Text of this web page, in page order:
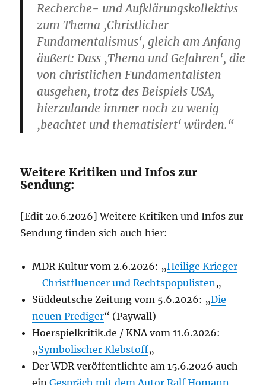
Recherche- und Aufklärungskollektivs
zum Thema ‚Christlicher
Fundamentalismus‘, gleich am Anfang
äußert: Dass ‚Thema und Gefahren‘, die
von christlichen Fundamentalisten
ausgehen, trotz des Beispiels USA,
hierzulande immer noch zu wenig
‚beachtet und thematisiert‘ würden.“
Weitere Kritiken und Infos zur
Sendung:
[Edit 20.6.2026] Weitere Kritiken und Infos zur
Sendung finden sich auch hier:
MDR Kultur vom 2.6.2026: „Heilige Krieger
– Christfluencer und Rechtspopulisten„
Süddeutsche Zeitung vom 5.6.2026: „Die
neuen Prediger“ (Paywall)
Hoerspielkritik.de / KNA vom 11.6.2026:
„Symbolischer Klebstoff„
Der WDR veröffentlichte am 15.6.2026 auch